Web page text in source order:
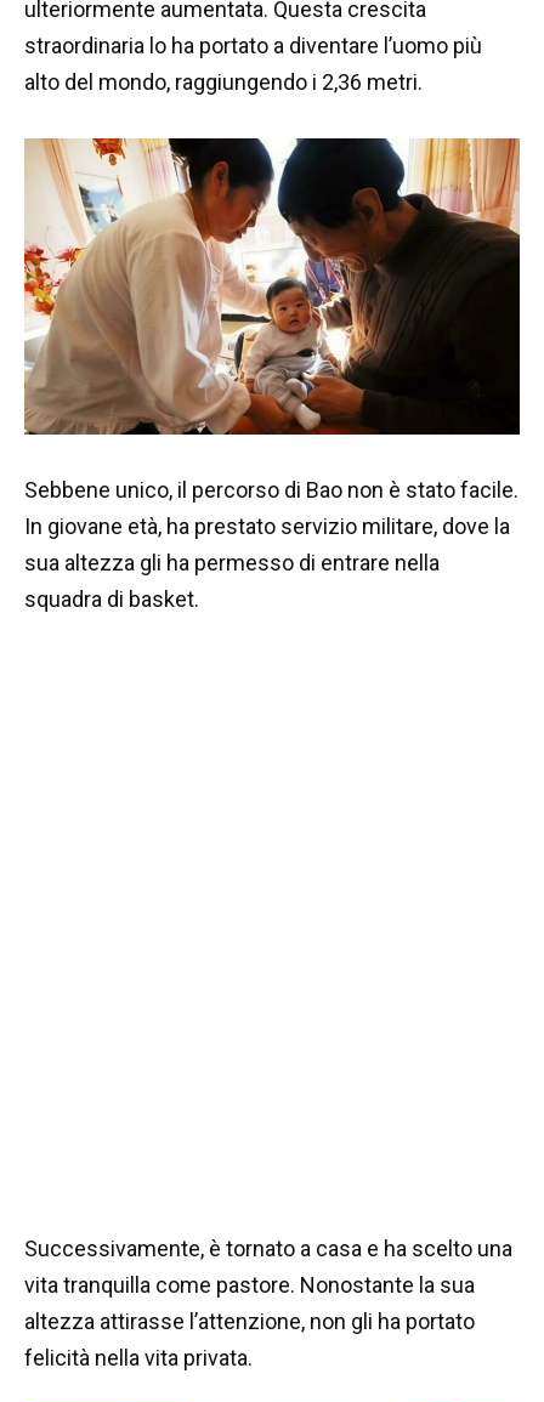
ulteriormente aumentata. Questa crescita
straordinaria lo ha portato a diventare l’uomo più
alto del mondo, raggiungendo i 2,36 metri.
Sebbene unico, il percorso di Bao non è stato facile.
In giovane età, ha prestato servizio militare, dove la
sua altezza gli ha permesso di entrare nella
squadra di basket.
Successivamente, è tornato a casa e ha scelto una
vita tranquilla come pastore. Nonostante la sua
altezza attirasse l’attenzione, non gli ha portato
felicità nella vita privata.